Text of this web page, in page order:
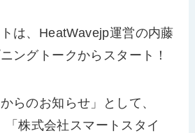
は、 HeatWavejp運営の内藤
ングトークからスタート！
らのお知らせ」として、
「株式会社スマートスタイ